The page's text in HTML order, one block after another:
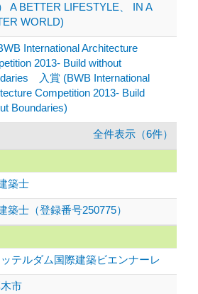
A BETTER LIFESTYLE、 IN A
WORLD)
International Architecture
2013- Build without
入賞 (BWB International
Competition 2013- Build
Boundaries)
全件表示（6件）
築士
築士（登録番号250775）
ッテルダム国際建築ビエンナーレ
市